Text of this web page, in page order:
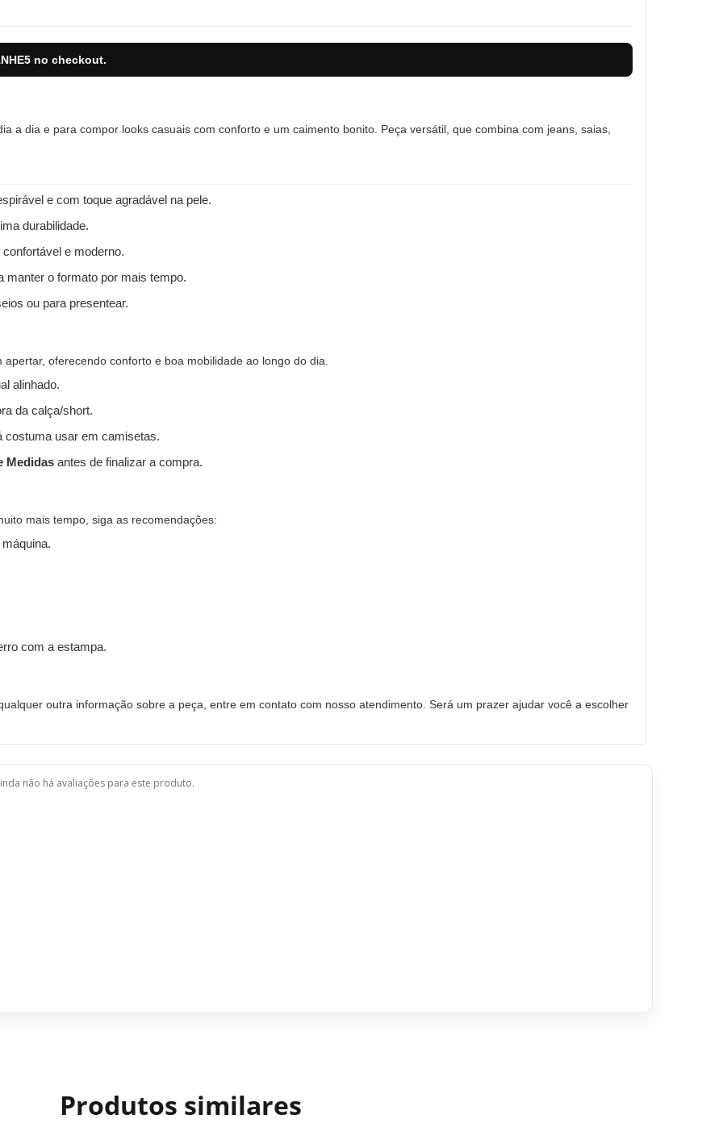
no checkout.
a dia e para compor looks casuais com conforto e um caimento bonito. Peça versátil, que combina com jeans, saias,
e com toque agradável na pele.
durabilidade.
e moderno.
manter o formato por mais tempo.
ou para presentear.
oferecendo conforto e boa mobilidade ao longo do dia.
alinhado.
da calça/short.
costuma usar em camisetas.
Medidas antes de finalizar a compra.
mais tempo, siga as recomendações:
com a estampa.
outra informação sobre a peça, entre em contato com nosso atendimento. Será um prazer ajudar você a escolher
não há avaliações para este produto.
Produtos similares